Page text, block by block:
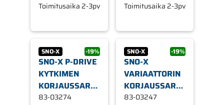
Toimitusaika 2-3pv Toimitusaika 2-3pv
SNO-X -19%
SNO-X P-DRIVE
KYTKIMEN
KORJAUSSARJA
BRP
83-03274
SNO-X -19%
SNO-X
VARIAATTORIN
KORJAUSSARJA
YAMAHA A
83-03247